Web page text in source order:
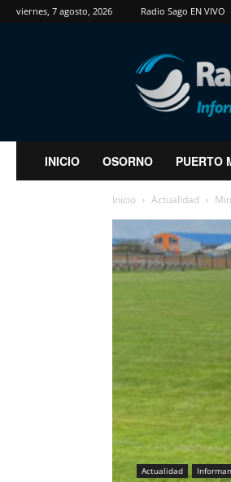
viernes, 7 agosto, 2026 Radio Sago EN VIVO
RadioSago
INICIO OSORNO PUERTO
Inicio Actualidad
Actualidad